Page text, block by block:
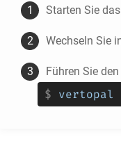
Starten Sie
Wechseln Sie
Führen Sie
$ vertopal